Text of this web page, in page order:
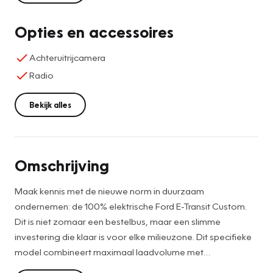
Opties en accessoires
Achteruitrijcamera
Radio
Bekijk alles
Omschrijving
Maak kennis met de nieuwe norm in duurzaam
ondernemen: de 100% elektrische Ford E-Transit Custom.
Dit is niet zomaar een bestelbus, maar een slimme
investering die klaar is voor elke milieuzone. Dit specifieke
model combineert maximaal laadvolume met
revolutionaire elektrische prestaties, verpakt in een